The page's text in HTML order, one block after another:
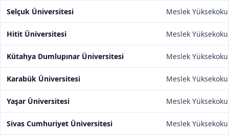
Selçuk Üniversitesi Meslek
Hitit Üniversitesi Meslek
Kütahya Dumlupınar Üniversitesi Meslek
Karabük Üniversitesi Meslek
Yaşar Üniversitesi Meslek
Sivas Cumhuriyet Üniversitesi Meslek